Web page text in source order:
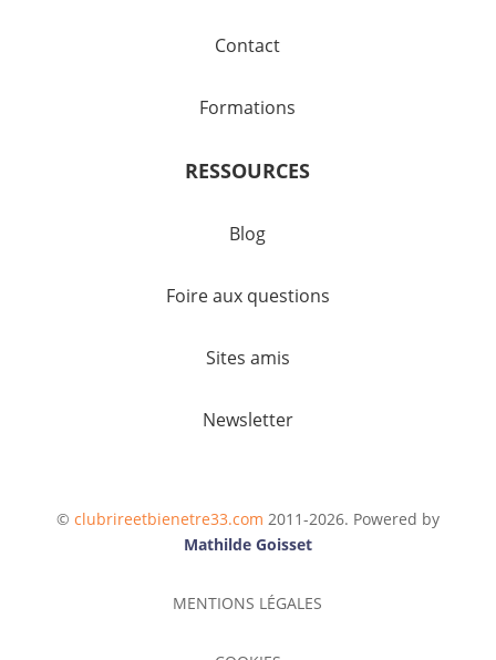
Contact
Formations
RESSOURCES
Blog
Foire aux questions
Sites amis
Newsletter
© clubrireetbienetre33.com 2011-2026. Powered by
Mathilde Goisset
MENTIONS LÉGALES